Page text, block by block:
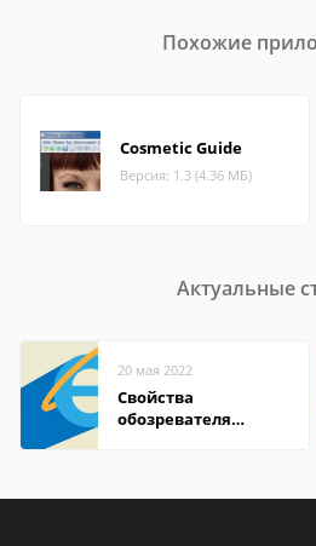
Похожие
Cosmetic Guide
Версия: 1.3 (4.36 МБ)
Актуальные
20 мая 2022
Свойства
обозревателя